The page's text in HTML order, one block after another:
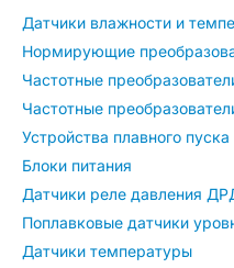
Датчики влажности и
Нормирующие
Частотные
Частотные
Устройства плавного пуска
Блоки питания
Датчики реле давления
Поплавковые датчики
Датчики температуры